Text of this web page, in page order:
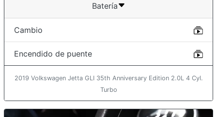
Batería
Cambio
Encendido de puente
2019 Volkswagen Jetta GLI 35th Anniversary Edition 2.0L 4 Cyl.
Turbo